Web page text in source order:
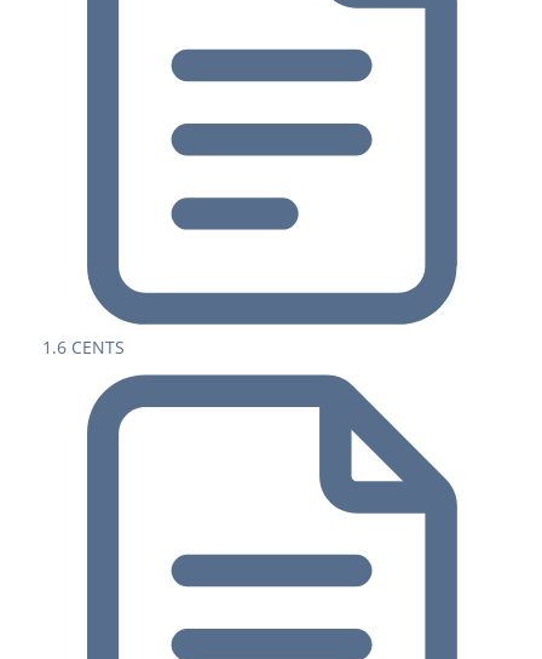
1.6 CENTS